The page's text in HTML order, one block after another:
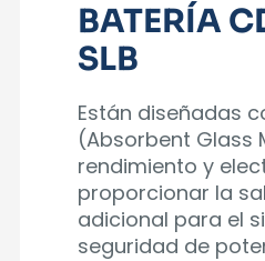
BATERÍA
SLB
Están diseñadas
(Absorbent Glass
rendimiento y
proporcionar la
adicional para el
seguridad de